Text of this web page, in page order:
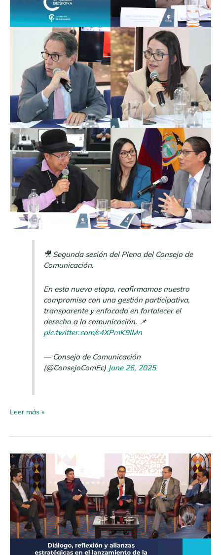
🎥 Segunda sesión del Pleno del Consejo de
Comunicación.
En esta nueva etapa, reafirmamos nuestro
compromiso con una gestión participativa,
transparente y enfocada en fortalecer el
derecho a la comunicación. 📌
pic.twitter.com/c4XPmK9IMn
— Consejo de Comunicación
(@ConsejoComEc) June 26, 2025
Leer más »
Boletín
de
Prensa
N.º
007
2025
Enfoques